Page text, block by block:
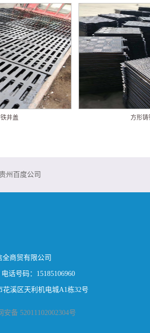
井盖 方形铸
州百度公司
商贸有限公司
电话号码：15185106960
溪区天利机电城A1栋32号
安备 52011102002304号